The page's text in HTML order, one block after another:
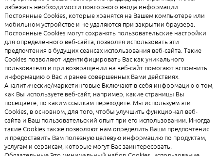
избежать необходимости повторного ввода информации.
Постоянные Сookies, которые хранятся на Вашем компьютере или
мобильном устройстве и не удаляются при закрытии браузера.
Постоянные Сookies могут сохранять пользовательские настройки
для определенного веб-сайта, позволяя использовать эти
предпочтения в будущих сеансах использования веб-сайта. Такие
Cookies позволяют идентифицировать Вас как уникального
пользователя и при возвращении на веб-сайт помогают вспомнить
информацию о Вас и ранее совершенных Вами действиях.
Аналитические/маркетинговые Включают в себя информацию о том,
как Вы используете веб-сайт, например, какие страницы Вы
посещаете, по каким ссылкам переходите. Мы используем эти
Cookies, в основном, для того, чтобы улучшить функционал веб-
сайта и Ваш пользовательский опыт при его использовании. Иногда
такие Cookies также позволяют нам определить Ваши предпочтения
и предоставить Вам полезную целевую информацию по продуктам,
услугам и сервисам, которые могут Вас заинтересовать.